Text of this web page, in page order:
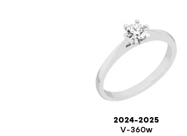
2024-2025
V-360w